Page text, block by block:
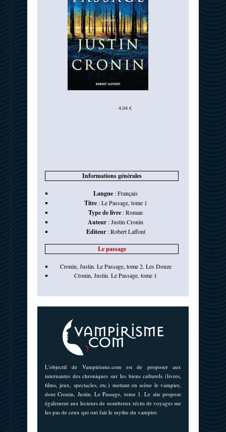
4,04 €
Informations générales
Langue :Français
Titre:Le Passage, tome 1
Type de livre :Roman
Auteur :Justin Cronin
Editeur:Robert Laffont
Le passage
Cronin, Justin. Le Passage, tome 2. Les Douze
Cronin, Justin. Le Passage, tome 1
L'objectif de Vampirisme.com est de proposer aux
internautes des chroniques sur les biens culturels (livres,
films, jeux, spectacles, etc.) mettant en scène le vampire,
dont Cronin, Justin. Le Passage, tome 1. Le site propose
également aux lecteurs de nombreux récits de voyages sur
les pas de ceux qui ont fait le mythe du vampire.